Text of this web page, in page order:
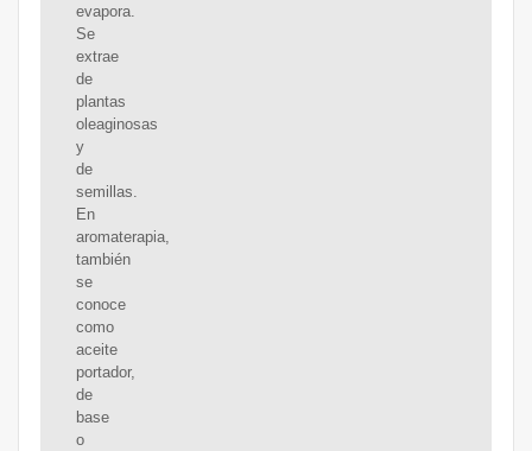
evapora.
Se
extrae
de
plantas
oleaginosas
y
de
semillas.
En
aromaterapia,
también
se
conoce
como
aceite
portador,
de
base
o